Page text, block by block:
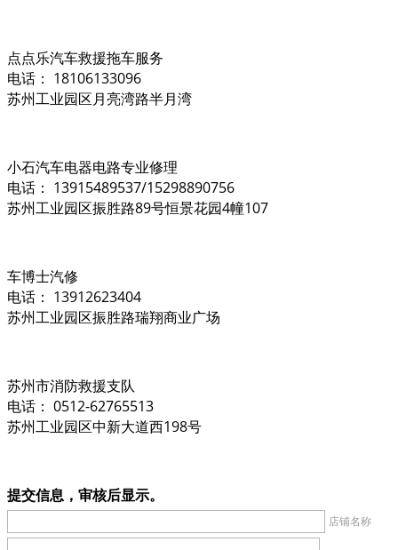
点点乐汽车救援拖车服务
电话： 18106133096
苏州工业园区月亮湾路半月湾
小石汽车电器电路专业修理
电话： 13915489537/15298890756
苏州工业园区振胜路89号恒景花园4幢107
车博士汽修
电话： 13912623404
苏州工业园区振胜路瑞翔商业广场
苏州市消防救援支队
电话： 0512-62765513
苏州工业园区中新大道西198号
提交信息，审核后显示。
店铺名称